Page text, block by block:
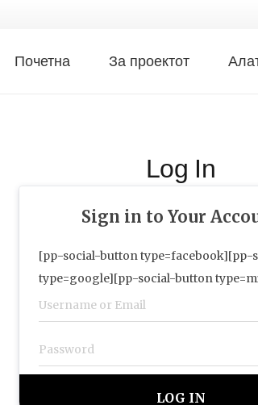
Почетна За проектот
Log In
Sign in to Your
[pp-social-button type=facebook][pp-
type=google][pp-social-button